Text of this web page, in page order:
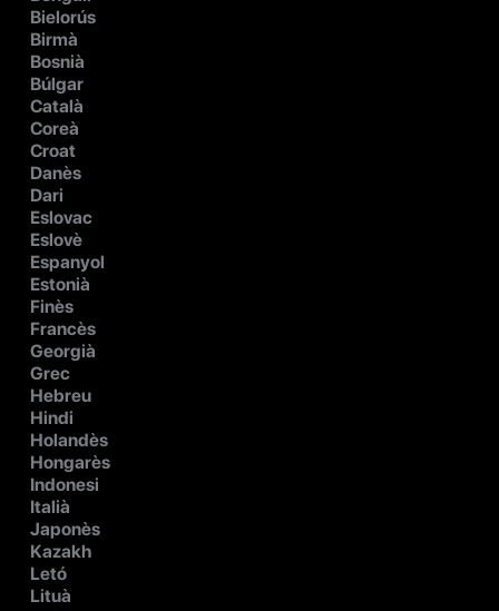
Bielorús
Birmà
Bosnià
Búlgar
Català
Coreà
Croat
Danès
Dari
Eslovac
Eslovè
Espanyol
Estonià
Finès
Francès
Georgià
Grec
Hebreu
Hindi
Holandès
Hongarès
Indonesi
Italià
Japonès
Kazakh
Letó
Lituà